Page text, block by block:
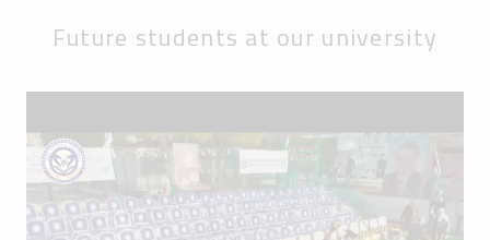
Future students at our university